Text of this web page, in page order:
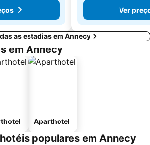
Ver
as estadias em Annecy
em Annecy
Aparthotel
populares em Annecy